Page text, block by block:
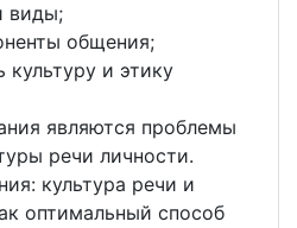
виды;
общения;
культуру и этику
являются проблемы
речи личности.
культура речи и
оптимальный способ